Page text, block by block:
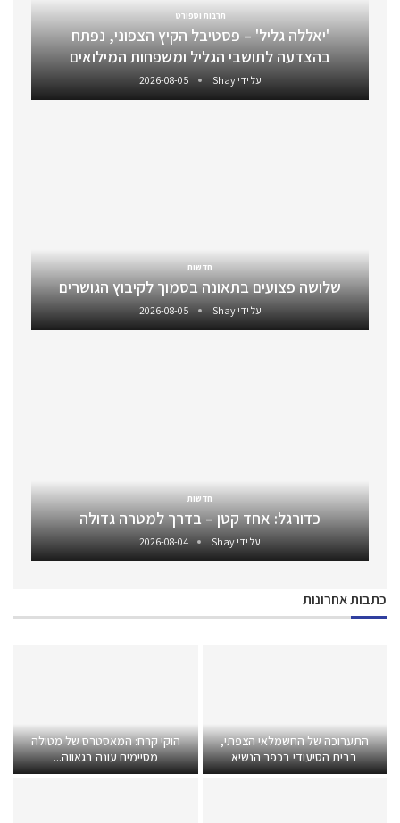
תרבות וספורט
'יאללה גליל' – פסטיבל הקיץ הצפוני, נפתח
בהצדעה לתושבי הגליל ומשפחות המילואים
על ידיShay
2026-08-05
חדשות
שלושה פצועים בתאונה בסמוך לקיבוץ הגושרים
על ידיShay
2026-08-05
חדשות
כדורגל: אחד קטן – בדרך למטרה גדולה
על ידיShay
2026-08-04
כתבות אחרונות
התערוכה של החשמלאי הצפתי,
בבית הסיעודי בכפר הנשיא
הוקי קרח: המאסטרס של מטולה
מסיימים עונה בגאווה...